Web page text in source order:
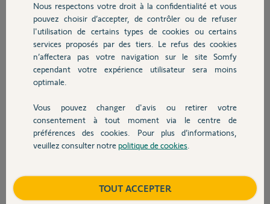
Chauffage
Autres produits
Devis avec un pro
Contact
Participer au fil de discussion
Réponses
Vous donnez un n° qui semble être celui d'une centrale d'alarme et vous
parlez de l'application Tahoma.
Afin de faciliter la tâche des Yellow's, pour vous répondre, pouvez-vous
préciser et donner le n° de PIN de votre Tahoma s'il s'agit de cela.
Nous respectons votre droit à la confidentialité et vous
pouvez choisir d’accepter, de contrôler ou de refuser
l'utilisation de certains types de cookies ou certains
services proposés par des tiers. Le refus des cookies
n’affectera pas votre navigation sur le site Somfy
cependant votre expérience utilisateur sera moins
optimale.
Vous pouvez changer d'avis ou retirer votre
consentement à tout moment via le centre de
préférences des cookies. Pour plus d’informations,
veuillez consulter notre politique de cookies
TOUT ACCEPTER